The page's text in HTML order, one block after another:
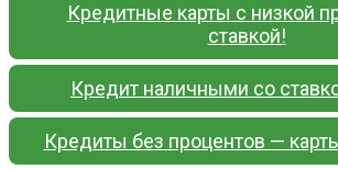
Кредитные карты с низкой
ставкой!
Кредит наличными со
Кредиты без процентов —